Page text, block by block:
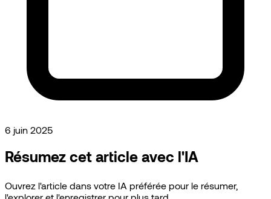
6 juin 2025
Résumez cet article avec l'IA
Ouvrez l'article dans votre IA préférée pour le résumer,